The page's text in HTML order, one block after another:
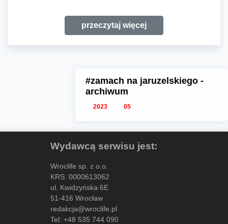
przeczytaj więcej
#zamach na jaruzelskiego -
archiwum
2023 05
Wydawcą serwisu jest:
Wroclife sp. z o.o.
KRS: 0000613062
ul. Kwidzyńska 6E
51-416 Wrocław
redakcja@wroclife.pl
Tel: +48 535 744 090